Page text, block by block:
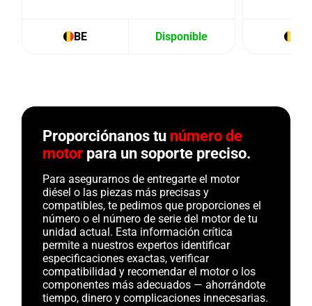
BE Disponible
Proporciónanos tu número de
motor para un soporte preciso.
Para asegurarnos de entregarte el motor
diésel o las piezas más precisas y
compatibles, te pedimos que proporciones el
número o el número de serie del motor de tu
unidad actual. Esta información crítica
permite a nuestros expertos identificar
especificaciones exactas, verificar
compatibilidad y recomendar el motor o los
componentes más adecuados — ahorrándote
tiempo, dinero y complicaciones innecesarias.